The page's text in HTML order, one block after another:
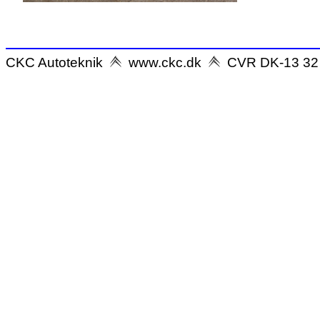
CKC Autoteknik www.ckc.dk CVR DK-13